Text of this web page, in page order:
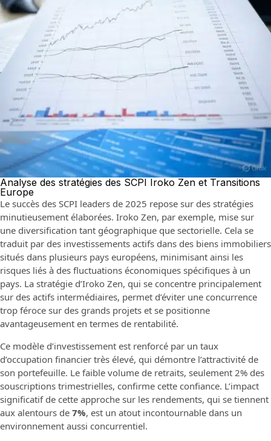
Analyse des stratégies des SCPI Iroko Zen et Transitions
Europe
Le succès des SCPI leaders de 2025 repose sur des stratégies
minutieusement élaborées. Iroko Zen, par exemple, mise sur
une diversification tant géographique que sectorielle. Cela se
traduit par des investissements actifs dans des biens immobiliers
situés dans plusieurs pays européens, minimisant ainsi les
risques liés à des fluctuations économiques spécifiques à un
pays. La stratégie d’Iroko Zen, qui se concentre principalement
sur des actifs intermédiaires, permet d’éviter une concurrence
trop féroce sur des grands projets et se positionne
avantageusement en termes de rentabilité.
Ce modèle d’investissement est renforcé par un taux
d’occupation financier très élevé, qui démontre l’attractivité de
son portefeuille. Le faible volume de retraits, seulement 2% des
souscriptions trimestrielles, confirme cette confiance. L’impact
significatif de cette approche sur les rendements, qui se tiennent
aux alentours de 7%, est un atout incontournable dans un
environnement aussi concurrentiel.